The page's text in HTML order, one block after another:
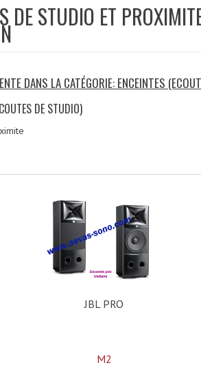
DE STUDIO ET
DANS LA CATÉGORIE: ENCEINTES
DE STUDIO)
JBL PRO
M2